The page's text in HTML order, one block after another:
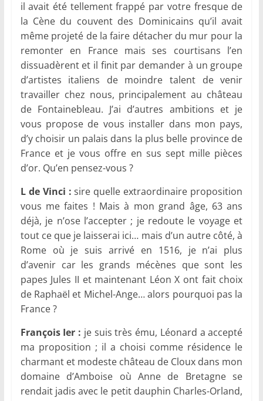
il avait été tellement frappé par votre fresque de
la Cène du couvent des Dominicains qu’il avait
même projeté de la faire détacher du mur pour la
remonter en France mais ses courtisans l’en
dissuadèrent et il finit par demander à un groupe
d’artistes italiens de moindre talent de venir
travailler chez nous, principalement au château
de Fontainebleau. J’ai d’autres ambitions et je
vous propose de vous installer dans mon pays,
d’y choisir un palais dans la plus belle province de
France et je vous offre en sus sept mille pièces
d’or. Qu’en pensez-vous ?
L de Vinci : sire quelle extraordinaire proposition
vous me faites ! Mais à mon grand âge, 63 ans
déjà, je n’ose l’accepter ; je redoute le voyage et
tout ce que je laisserai ici… mais d’un autre côté, à
Rome où je suis arrivé en 1516, je n’ai plus
d’avenir car les grands mécènes que sont les
papes Jules II et maintenant Léon X ont fait choix
de Raphaël et Michel-Ange… alors pourquoi pas la
France ?
François Ier : je suis très ému, Léonard a accepté
ma proposition ; il a choisi comme résidence le
charmant et modeste château de Cloux dans mon
domaine d’Amboise où Anne de Bretagne se
rendait jadis avec le petit dauphin Charles-Orland,